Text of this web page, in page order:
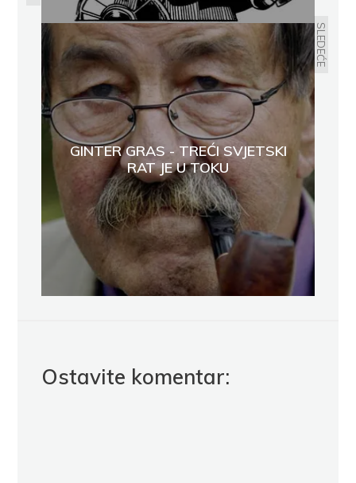
SLEDEĆE
GINTER GRAS - TREĆI SVJETSKI
RAT JE U TOKU
Ostavite komentar: